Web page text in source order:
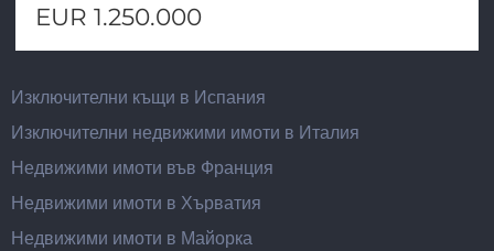
EUR 1.250.000
Изключителни къщи в Испания
Изключителни недвижими имоти в Италия
Недвижими имоти във Франция
Недвижими имоти в Хърватия
Недвижими имоти в Майорка